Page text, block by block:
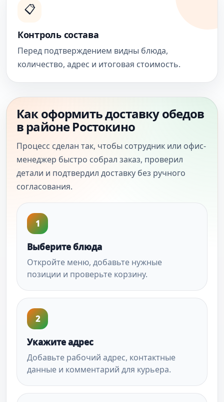
📋
Контроль состава
Перед подтверждением видны блюда,
количество, адрес и итоговая стоимость.
Как оформить доставку обедов
в районе Ростокино
Процесс сделан так, чтобы сотрудник или офис-
менеджер быстро собрал заказ, проверил
детали и подтвердил доставку без ручного
согласования.
1
Выберите блюда
Откройте меню, добавьте нужные
позиции и проверьте корзину.
2
Укажите адрес
Добавьте рабочий адрес, контактные
данные и комментарий для курьера.